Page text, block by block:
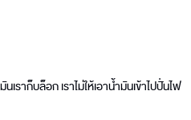
ราก็บล็อก เราไม่ให้เอาน้ำมันเข้าไปปั่นไฟ